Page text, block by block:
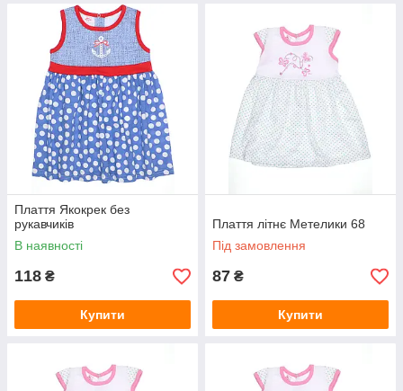
Плаття Якокрек без
рукавчиків
В наявності
118 ₴
Купити
Плаття літнє Метелики 68
Під замовлення
87 ₴
Купити